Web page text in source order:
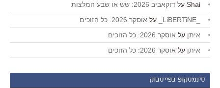
Shai על דוקאביב 2026: שש או שבע המלצות
על אוסקר 2026: כל הזוכים
איתן על אוסקר 2026: כל הזוכים
איתן על אוסקר 2026: כל הזוכים
סינמסקופ בפייסבוק